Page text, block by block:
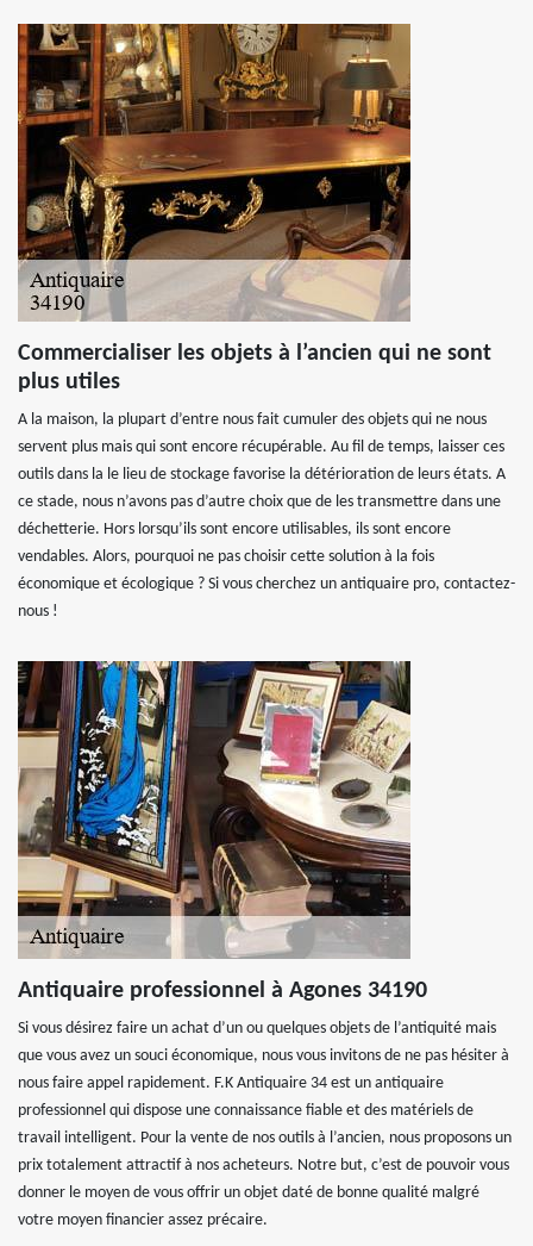
Commercialiser les objets à l’ancien qui ne sont
plus utiles
A la maison, la plupart d’entre nous fait cumuler des objets qui ne nous
servent plus mais qui sont encore récupérable. Au fil de temps, laisser ces
outils dans la le lieu de stockage favorise la détérioration de leurs états. A
ce stade, nous n’avons pas d’autre choix que de les transmettre dans une
déchetterie. Hors lorsqu’ils sont encore utilisables, ils sont encore
vendables. Alors, pourquoi ne pas choisir cette solution à la fois
économique et écologique ? Si vous cherchez un antiquaire pro, contactez-
nous !
Antiquaire professionnel à Agones 34190
Si vous désirez faire un achat d’un ou quelques objets de l’antiquité mais
que vous avez un souci économique, nous vous invitons de ne pas hésiter à
nous faire appel rapidement. F.K Antiquaire 34 est un antiquaire
professionnel qui dispose une connaissance fiable et des matériels de
travail intelligent. Pour la vente de nos outils à l’ancien, nous proposons un
prix totalement attractif à nos acheteurs. Notre but, c’est de pouvoir vous
donner le moyen de vous offrir un objet daté de bonne qualité malgré
votre moyen financier assez précaire.